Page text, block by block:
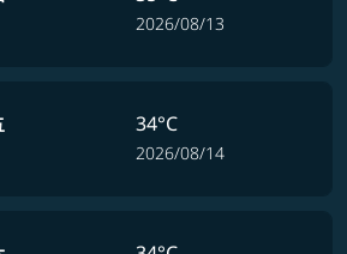
2026/08/13
34°C
2026/08/14